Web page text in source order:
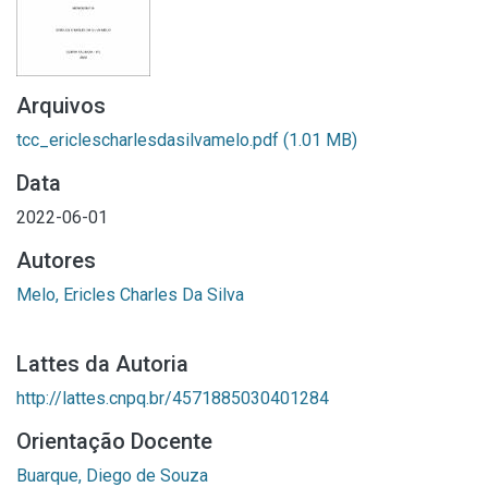
Arquivos
tcc_ericlescharlesdasilvamelo.pdf (1.01 MB)
Data
2022-06-01
Autores
Melo, Ericles Charles Da Silva
Lattes da Autoria
http://lattes.cnpq.br/4571885030401284
Orientação Docente
Buarque, Diego de Souza